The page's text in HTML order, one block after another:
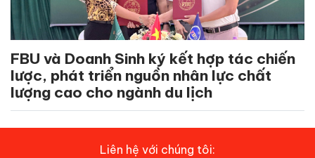
FBU và Doanh Sinh ký kết hợp tác chiến
lược, phát triển nguồn nhân lực chất
lượng cao cho ngành du lịch
Liên hệ với chúng tôi: